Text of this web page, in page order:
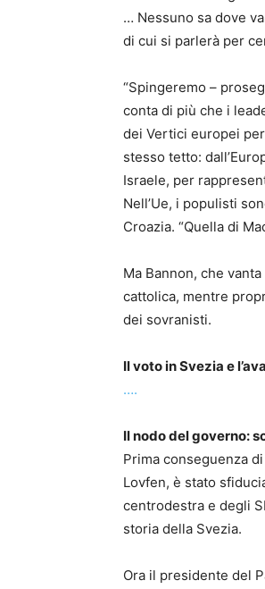
… Nessuno sa dove
di cui si parlerà per
“Spingeremo –
conta di più che i
dei Vertici europei
stesso tetto:
Israele, per
Nell’Ue, i populisti
Croazia. “Quella di
Ma Bannon, che
cattolica, mentre
dei sovranisti.
Il voto in Svezia e
….
Il nodo del governo:
Prima conseguenza
Lovfen, è stato
centrodestra e degli
storia della Svezia.
Ora il presidente del